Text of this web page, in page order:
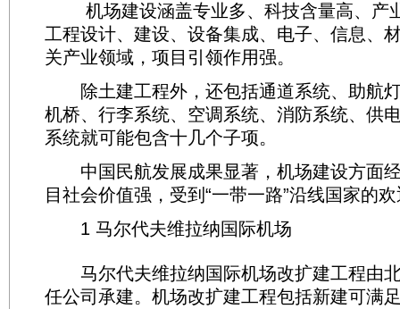
机场建设涵盖专业多、科技含量高、产
工程设计、建设、设备集成、电子、信息、
关产业领域，项目引领作用强。
除土建工程外，还包括通道系统、助航
机桥、行李系统、空调系统、消防系统、供
系统就可能包含十几个子项。
中国民航发展成果显著，机场建设方面
目社会价值强，受到“一带一路”沿线国家的
1 马尔代夫维拉纳国际机场
马尔代夫维拉纳国际机场改扩建工程由
任公司承建。机场改扩建工程包括新建可满